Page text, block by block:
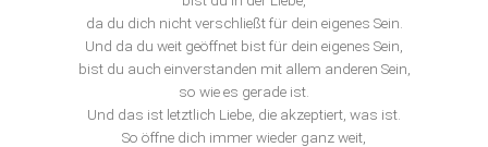
da du dich nicht verschließt für dein eigenes Sein.
Und da du weit geöffnet bist für dein eigenes Sein,
bist du auch einverstanden mit allem anderen Sein,
so wie es gerade ist.
Und das ist letztlich Liebe, die akzeptiert, was ist.
So öffne dich immer wieder ganz weit,